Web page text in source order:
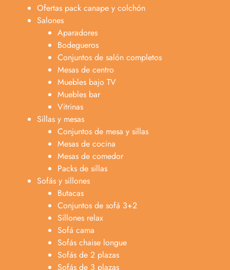
Ofertas pack canape y colchón
Salones
Aparadores
Bodegueros
Conjuntos de salón completos
Mesas de centro
Muebles bajo TV
Muebles bar
Vitrinas
Sillas y mesas
Conjuntos de mesa y sillas
Mesas de cocina
Mesas de comedor
Packs de sillas
Sofás y sillones
Butacas
Conjuntos de sofá 3+2
Sillones relax
Sofá cama
Sofás chaise longue
Sofás de 2 plazas
Sofás de 3 plazas